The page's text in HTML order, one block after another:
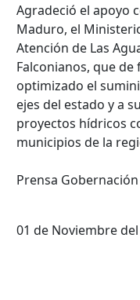
Agradeció el apoyo
Maduro, el
Atención de Las
Falconianos, que
optimizado el
ejes del estado y a
proyectos hídricos
municipios de la
Prensa
01 de Noviembre